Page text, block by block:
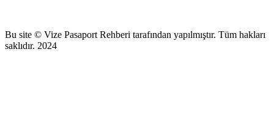
Bu site © Vize Pasaport Rehberi tarafından yapılmıştır. Tüm hakları
saklıdır. 2024